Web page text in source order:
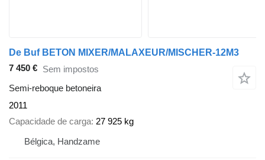
De Buf BETON MIXER/MALAXEUR/MISCHER-12M3
7 450 € Sem impostos
Semi-reboque betoneira
2011
Capacidade de carga 27 925 kg
Bélgica, Handzame